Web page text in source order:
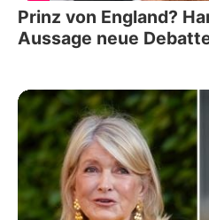
Prinz von England?
Aussage neue